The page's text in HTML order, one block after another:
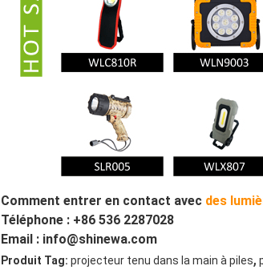
Comment entrer en contact avec des
Téléphone : +86 536 2287028
Email : info@shinewa.com
Produit Tag: projecteur tenu dans la main à piles,